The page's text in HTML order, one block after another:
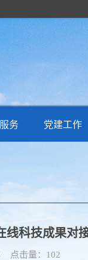
务 党建工作
线科技成果对
点击量： 102